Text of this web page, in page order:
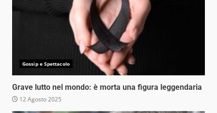
Gossip e Spettacolo
Grave lutto nel mondo: è morta una figura leggendaria
12 Agosto 2025